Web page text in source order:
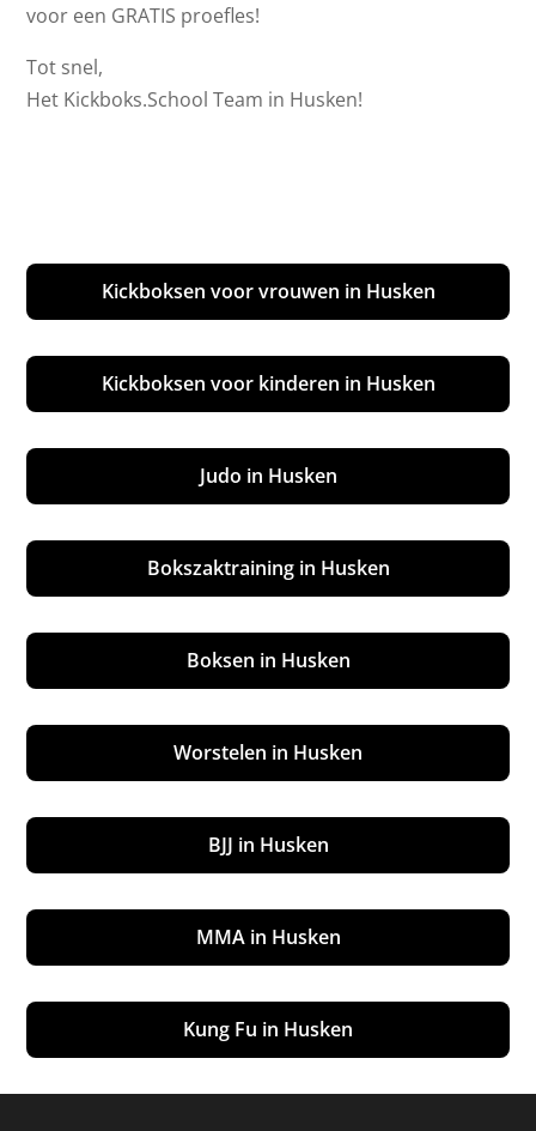
voor een GRATIS proefles!
Tot snel,
Het Kickboks.School Team in Husken!
Kickboksen voor vrouwen in Husken
Kickboksen voor kinderen in Husken
Judo in Husken
Bokszaktraining in Husken
Boksen in Husken
Worstelen in Husken
BJJ in Husken
MMA in Husken
Kung Fu in Husken